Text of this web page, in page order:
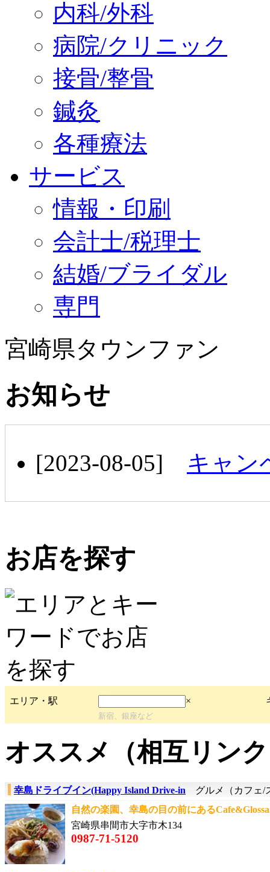
内科/外科
病院/クリニック
接骨/整骨
鍼灸
各種療法
サービス
情報・印刷
会計士/税理士
結婚/ブライダル
専門
宮崎県タウンファン
お知らせ
[2023-08-05] キャン
お店を探す
エリア・駅 ×
新宿、銀座など
オススメ（相互リン
幸島ドライブイン(Happy Island Drive-in グルメ（カフェ/
自然の楽園、幸島の目の前にある
宮崎県串間市大字市木134
0987-71-5120